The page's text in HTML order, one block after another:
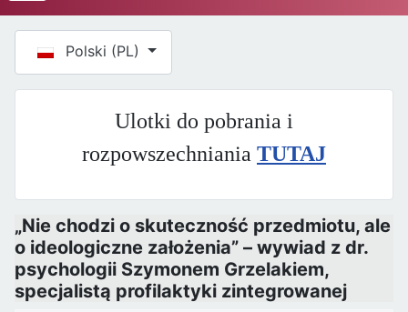
Wybierz swój język
Polski (PL)
Ulotki do pobrania i
rozpowszechniania TUTAJ
„Nie chodzi o skuteczność przedmiotu, ale
o ideologiczne założenia” – wywiad z dr.
psychologii Szymonem Grzelakiem,
specjalistą profilaktyki zintegrowanej